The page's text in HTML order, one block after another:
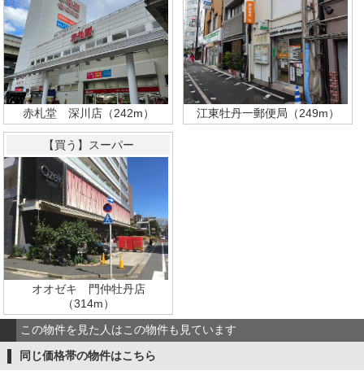
赤札堂 深川店（242m） 江東牡丹一郵便局（249m）
【買う】スーパー
オオゼキ 門仲牡丹店
（314m）
この物件を見た人はこの物件も見ています
同じ価格帯の物件はこちら